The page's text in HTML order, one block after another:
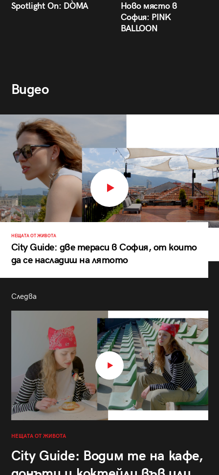
Spotlight On: DÒMA
Ново място в
София: PINK
BALLOON
Видео
НЕЩАТА ОТ ЖИВОТА
City Guide: две тераси в София, от които
да се насладиш на лятото
Следва
НЕЩАТА ОТ ЖИВОТА
City Guide: Водим те на кафе,